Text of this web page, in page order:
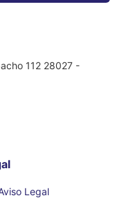
112 28027 -
Legal